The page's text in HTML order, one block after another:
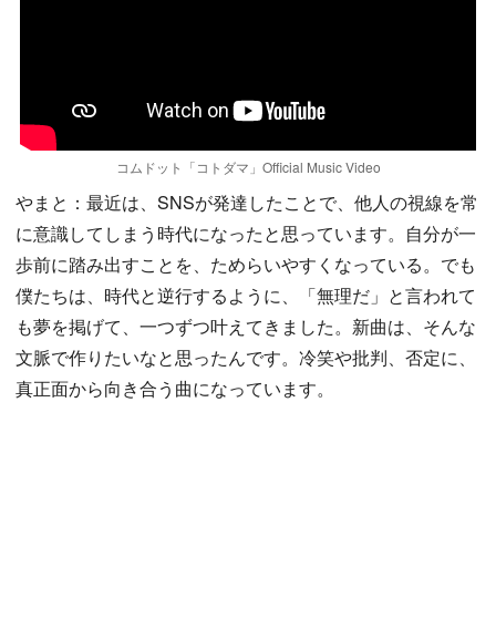
コムドット「コトダマ」Official Music Video
やまと：最近は、SNSが発達したことで、他人の視線を常
に意識してしまう時代になったと思っています。自分が一
歩前に踏み出すことを、ためらいやすくなっている。でも
僕たちは、時代と逆行するように、「無理だ」と言われて
も夢を掲げて、一つずつ叶えてきました。新曲は、そんな
文脈で作りたいなと思ったんです。冷笑や批判、否定に、
真正面から向き合う曲になっています。